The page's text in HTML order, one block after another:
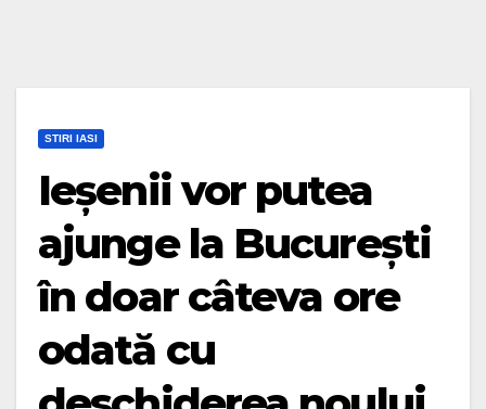
STIRI IASI
Ieșenii vor putea
ajunge la București
în doar câteva ore
odată cu